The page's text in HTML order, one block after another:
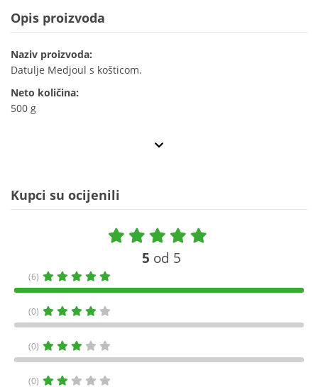
Opis proizvoda
Naziv proizvoda:
Datulje Medjoul s košticom.
Neto količina:
500 g
Kupci su ocijenili
5 od 5
(6)
(0)
(0)
(0)